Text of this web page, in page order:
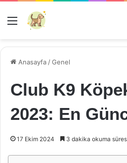
Menü
Anasayfa /Genel
Club K9
2023: En
17 Ekim 2024 3 dakika okuma